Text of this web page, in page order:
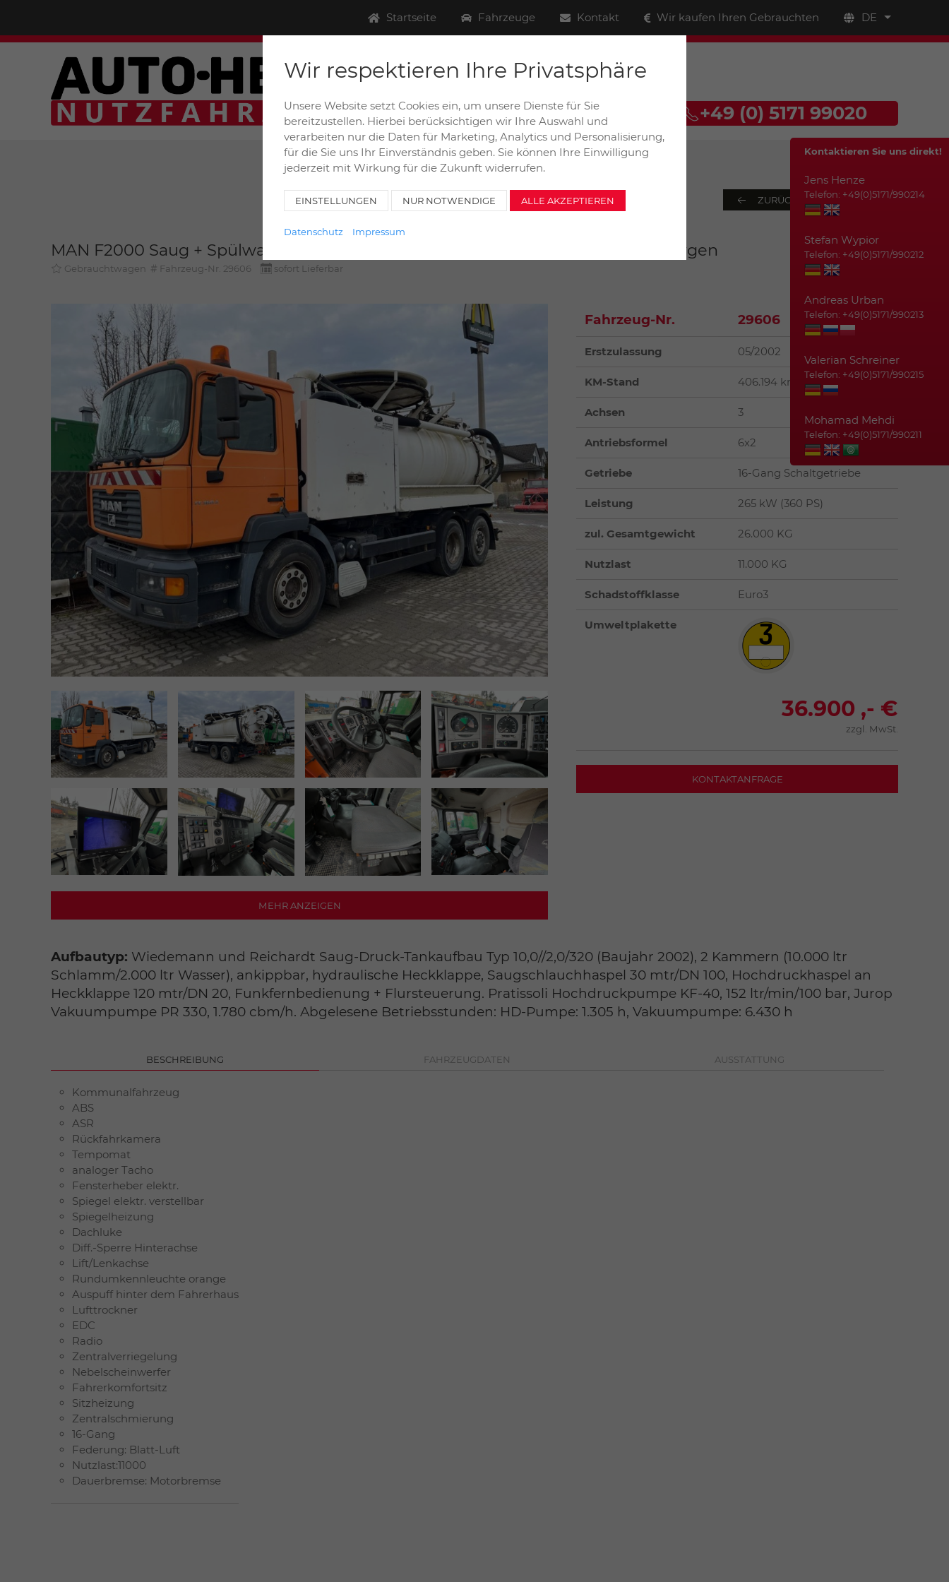
Startseite Fahrzeuge Kontakt Wir kaufen Ihren Gebrauchten DE
auto-henze@t-online.de
+49 (0) 5171 99020
ZURÜCK DRUCKEN
MAN F2000 Saug + Spülwagen 26.360 6x2 Wiedemann + Reichardt Saug+Spülwgen
Gebrauchtwagen Fahrzeug-Nr. 29606 sofort Lieferbar
MEHR ANZEIGEN
Fahrzeug-Nr. 29606
Erstzulassung 05/2002
KM-Stand 406.194 km
Achsen 3
Antriebsformel 6x2
Getriebe 16-Gang Schaltgetriebe
Leistung 265 kW (360 PS)
zul. Gesamtgewicht 26.000 KG
Nutzlast 11.000 KG
Schadstoffklasse Euro3
Umweltplakette
36.900 ,- €
zzgl. MwSt.
KONTAKTANFRAGE
Aufbautyp: Wiedemann und Reichardt Saug-Druck-Tankaufbau Typ 10,0//2,0/320 (Baujahr 2002), 2 Kammern (10.000 ltr
Schlamm/2.000 ltr Wasser), ankippbar, hydraulische Heckklappe, Saugschlauchhaspel 30 mtr/DN 100, Hochdruckhaspel an
Heckklappe 120 mtr/DN 20, Funkfernbedienung + Flursteuerung. Pratissoli Hochdruckpumpe KF-40, 152 ltr/min/100 bar, Jurop
Vakuumpumpe PR 330, 1.780 cbm/h. Abgelesene Betriebsstunden: HD-Pumpe: 1.305 h, Vakuumpumpe: 6.430 h
BESCHREIBUNG FAHRZEUGDATEN AUSSTATTUNG
Kommunalfahrzeug
ABS
ASR
Rückfahrkamera
Tempomat
analoger Tacho
Fensterheber elektr.
Spiegel elektr. verstellbar
Spiegelheizung
Dachluke
Diff.-Sperre Hinterachse
Lift/Lenkachse
Rundumkennleuchte orange
Auspuff hinter dem Fahrerhaus
Lufttrockner
EDC
Radio
Zentralverriegelung
Nebelscheinwerfer
Fahrerkomfortsitz
Sitzheizung
Zentralschmierung
16-Gang
Federung: Blatt-Luft
Nutzlast:11000
Dauerbremse: Motorbremse
Kontaktieren Sie uns direkt!
Jens Henze
Telefon: +49(0)5171/990214
Stefan Wypior
Telefon: +49(0)5171/990212
Andreas Urban
Telefon: +49(0)5171/990213
Valerian Schreiner
Telefon: +49(0)5171/990215
Mohamad Mehdi
Telefon: +49(0)5171/990211
Wir respektieren Ihre Privatsphäre
Unsere Website setzt Cookies ein, um unsere Dienste für Sie
bereitzustellen. Hierbei berücksichtigen wir Ihre Auswahl und
verarbeiten nur die Daten für Marketing, Analytics und Personalisierung,
für die Sie uns Ihr Einverständnis geben. Sie können Ihre Einwilligung
jederzeit mit Wirkung für die Zukunft widerrufen.
EINSTELLUNGEN NUR NOTWENDIGE ALLE AKZEPTIEREN
Datenschutz Impressum